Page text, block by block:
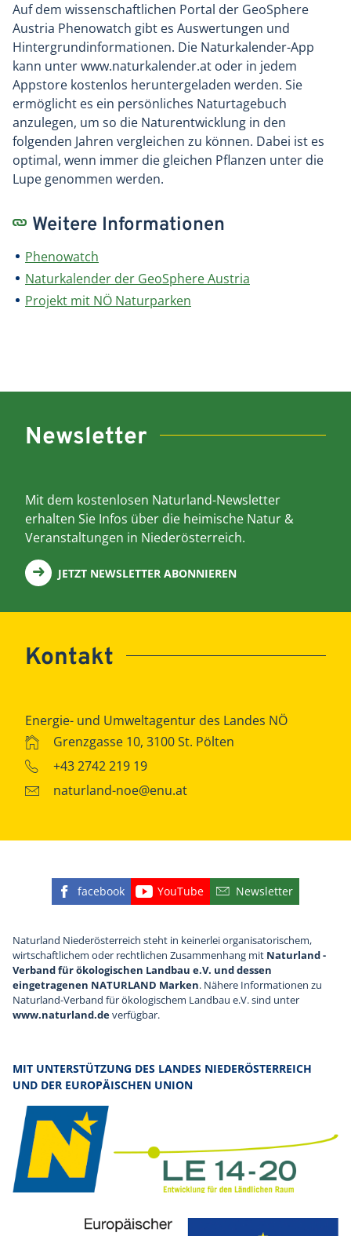
Auf dem wissenschaftlichen Portal der GeoSphere
Austria Phenowatch gibt es Auswertungen und
Hintergrundinformationen. Die Naturkalender-App
kann unter www.naturkalender.at oder in jedem
Appstore kostenlos heruntergeladen werden. Sie
ermöglicht es ein persönliches Naturtagebuch
anzulegen, um so die Naturentwicklung in den
folgenden Jahren vergleichen zu können. Dabei ist es
optimal, wenn immer die gleichen Pflanzen unter die
Lupe genommen werden.
Weitere Informationen
Phenowatch
Naturkalender der GeoSphere Austria
Projekt mit NÖ Naturparken
Newsletter
Mit dem kostenlosen Naturland-Newsletter
erhalten Sie Infos über die heimische Natur &
Veranstaltungen in Niederösterreich.
JETZT NEWSLETTER ABONNIEREN
Kontakt
Energie- und Umweltagentur des Landes NÖ
Grenzgasse 10, 3100 St. Pölten
+43 2742 219 19
naturland-noe@enu.at
Finden Sie die eNu auf Facebook
facebook Besuchen Sie den
YouTube Abonnieren Sie
Newsletter
Naturland Niederösterreich steht in keinerlei organisatorischem,
wirtschaftlichem oder rechtlichen Zusammenhang mit Naturland -
Verband für ökologischen Landbau e.V. und dessen
eingetragenen NATURLAND Marken. Nähere Informationen zu
Naturland-Verband für ökologischem Landbau e.V. sind unter
www.naturland.deverfügbar.
MIT UNTERSTÜTZUNG DES LANDES NIEDERÖSTERREICH
UND DER EUROPÄISCHEN UNION